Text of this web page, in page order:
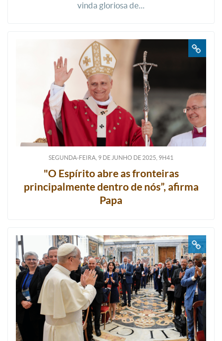
vinda gloriosa de...
SEGUNDA-FEIRA, 9 DE JUNHO DE 2025, 9H41
"O Espírito abre as fronteiras
principalmente dentro de nós”, afirma
Papa